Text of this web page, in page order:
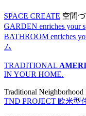
SPACE CREATE 空間
GARDEN enriches your
BATHROOM enriches
ム
TRADITIONAL
IN YOUR HOME.
Traditional Neighborhood
TND PROJECT 欧米型